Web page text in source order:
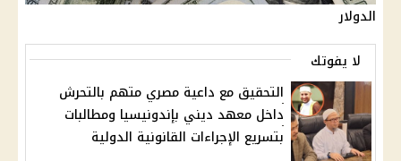
الدولار
لا يفوتك
التحقيق مع داعية مصري متهم بالتحرش
داخل معهد ديني بإندونيسيا ومطالبات
بتسريع الإجراءات القانونية الدولية